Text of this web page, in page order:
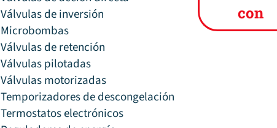
Válvulas de inversión
Microbombas
Válvulas de retención
Válvulas pilotadas
Válvulas motorizadas
Temporizadores de descongelación
Termostatos electrónicos
con